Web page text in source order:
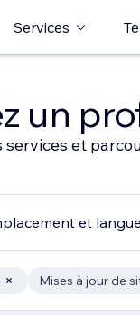
Services
un
services et
et langue
Mises à jour de